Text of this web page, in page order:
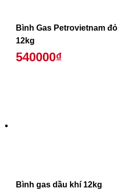
Bình Gas Petrovietnam đỏ
12kg
540000₫
Bình gas dầu khí 12kg